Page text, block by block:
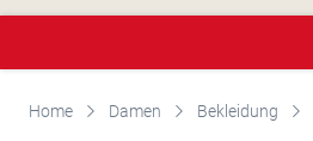
Home Damen Bekleidung